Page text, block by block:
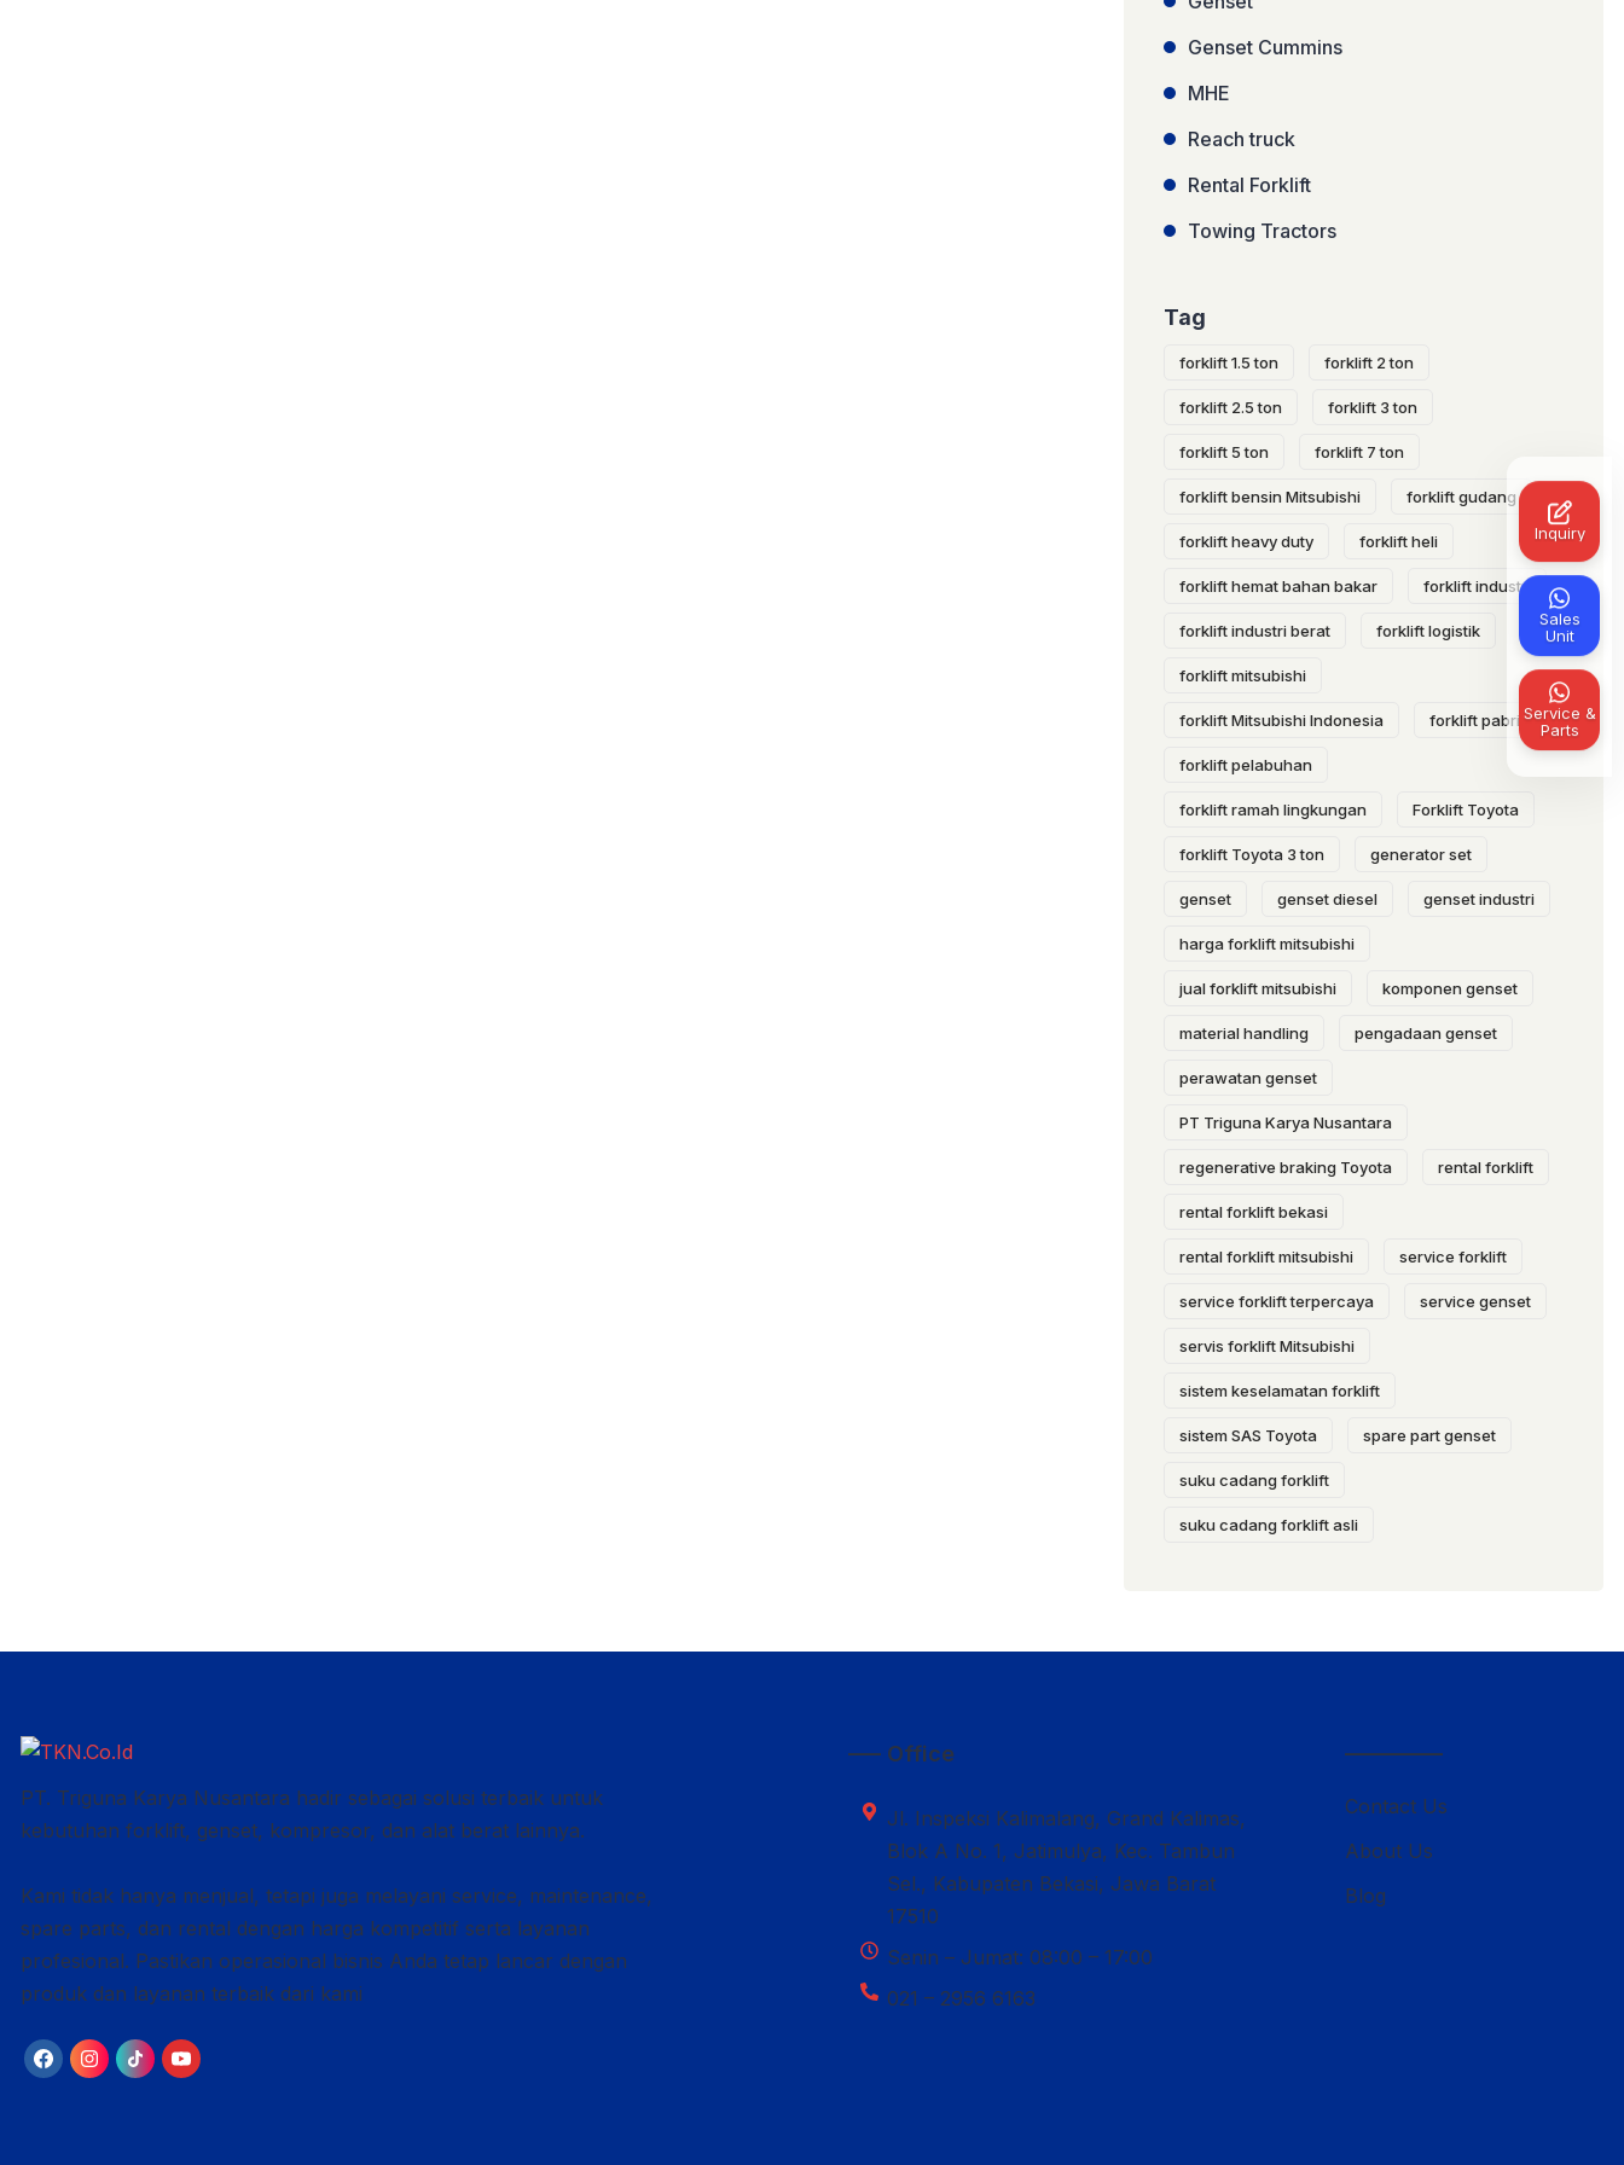
Genset Cummins
MHE
Reach truck
Rental Forklift
Towing Tractors
Tag
forklift 1.5 ton forklift 2 ton
forklift 2.5 ton forklift 3 ton
forklift 5 ton forklift 7 ton
forklift bensin Mitsubishi forklift gudang
forklift heavy duty forklift heli
forklift hemat bahan bakar forklift industri
forklift industri berat forklift logistik
forklift mitsubishi
forklift Mitsubishi Indonesia forklift pabrik
forklift pelabuhan
forklift ramah lingkungan Forklift Toyota
forklift Toyota 3 ton generator set
genset genset diesel genset industri
harga forklift mitsubishi
jual forklift mitsubishi komponen genset
material handling pengadaan genset
perawatan genset
PT Triguna Karya Nusantara
regenerative braking Toyota rental forklift
rental forklift bekasi
rental forklift mitsubishi service forklift
service forklift terpercaya service genset
servis forklift Mitsubishi
sistem keselamatan forklift
sistem SAS Toyota spare part genset
suku cadang forklift
suku cadang forklift asli
PT. Triguna Karya Nusantara hadir sebagai solusi terbaik untuk
kebutuhan forklift, genset, kompresor, dan alat berat lainnya.
Kami tidak hanya menjual, tetapi juga melayani service, maintenance,
spare parts, dan rental dengan harga kompetitif serta layanan
profesional. Pastikan operasional bisnis Anda tetap lancar dengan
produk dan layanan terbaik dari kami
—– Office
Jl. Inspeksi Kalimalang, Grand Kalimas,
Blok A No. 1, Jatimulya, Kec. Tambun
Sel., Kabupaten Bekasi, Jawa Barat
17510
Senin – Jumat: 08:00 – 17:00
021 – 2956 6163
————–
Contact Us
About Us
Blog
Inquiry
Sales
Unit
Service &
Parts